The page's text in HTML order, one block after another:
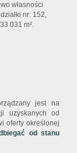
własności
nr: 152,
031 m².
jest na
uzyskanych od
oferty określonej
od stanu